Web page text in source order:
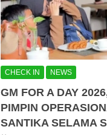
CHECK IN NEWS
GM FOR A DAY
PIMPIN
SANTIKA SELAMA